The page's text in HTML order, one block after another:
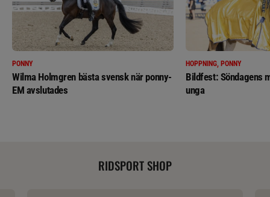
PONNY
Wilma Holmgren bästa svensk när ponny-
EM avslutades
HOPPNING, PONNY
Bildfest: Söndagens
unga
RIDSPORT SHOP